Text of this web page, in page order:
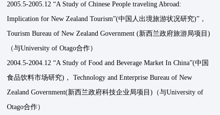
2005.5-2005.12 “A Study of Chinese People traveling Abroad:
Implication for New Zealand Tourism”(中国人出境旅游状况研究)”，
Tourism Bureau of New Zealand Government (新西兰政府旅游局项目)
（与University of Otago合作）
2004.5-2004.12 “A Study of Food and Beverage Market In China”(中国
食品饮料市场研究)， Technology and Enterprise Bureau of New
Zealand Government(新西兰政府科技企业局项目)（与University of
Otago合作）